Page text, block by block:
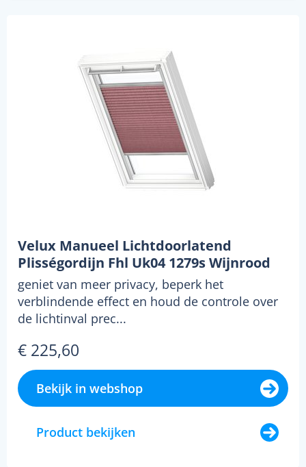
Velux Manueel Lichtdoorlatend
Plisségordijn Fhl Uk04 1279s Wijnrood
geniet van meer privacy, beperk het
verblindende effect en houd de controle over
de lichtinval prec...
€ 225,60
Bekijk in webshop
Product bekijken